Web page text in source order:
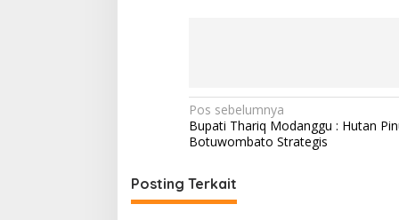
N
a
i
g
Pos sebelumnya
Bupati Thariq Modanggu : Hutan
Botuwombato Strategis
Posting Terkait